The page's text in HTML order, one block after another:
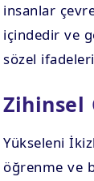
insanlar
içindedir ve
sözel
Zihinsel
Yükseleni
öğrenme ve